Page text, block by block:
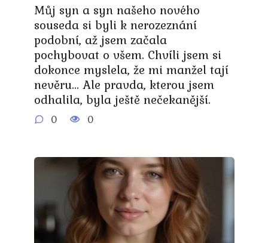
Můj syn a syn našeho nového
souseda si byli k nerozeznání
podobní, až jsem začala
pochybovat o všem. Chvíli jsem si
dokonce myslela, že mi manžel tají
nevěru… Ale pravda, kterou jsem
odhalila, byla ještě nečekanější.
0 0